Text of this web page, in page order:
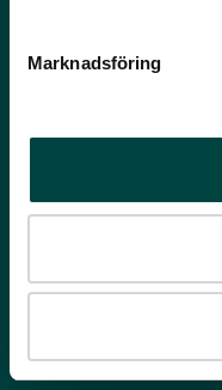
Marknadsföring
DK 2791 Dragør